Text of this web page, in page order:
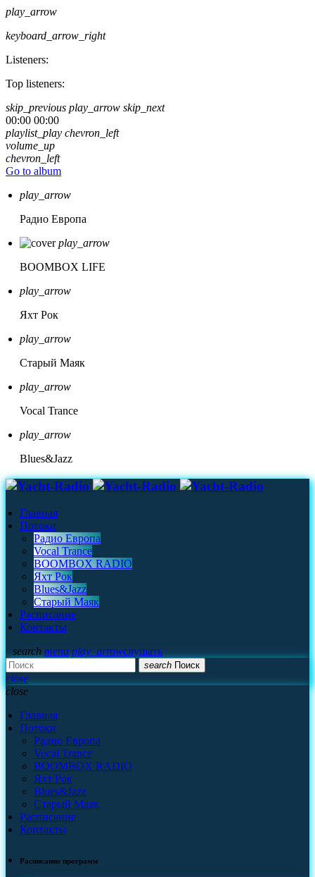
play_arrow
keyboard_arrow_right
Listeners:
Top listeners:
skip_previous play_arrow skip_next
00:00 00:00
playlist_play chevron_left
volume_up
chevron_left
Go to album
play_arrow
Радио Европа
play_arrow
BOOMBOX LIFE
play_arrow
Яхт Рок
play_arrow
Старый Маяк
play_arrow
Vocal Trance
play_arrow
Blues&Jazz
Главная
Потоки
Радио Европа
Vocal Trance
BOOMBOX RADIO
Яхт Рок
Blues&Jazz
Старый Маяк
Расписание
Контакты
search menu play_arrowслушать
search Поиск
close
close
Главная
Потоки
Радио Европа
Vocal Trance
BOOMBOX RADIO
Яхт Рок
Blues&Jazz
Старый Маяк
Расписание
Контакты
Расписание программ